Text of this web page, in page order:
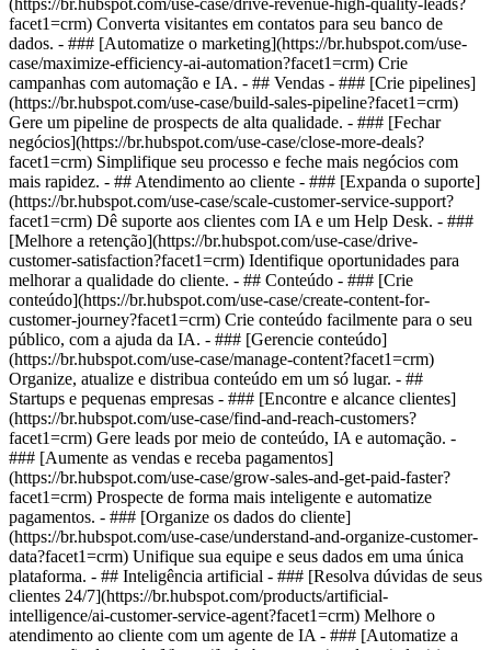
(https://br.hubspot.com/use-case/drive-revenue-high-quality-leads?
facet1=crm) Converta visitantes em contatos para seu banco de
dados. - ### [Automatize o marketing](https://br.hubspot.com/use-
case/maximize-efficiency-ai-automation?facet1=crm) Crie
campanhas com automação e IA. - ## Vendas - ### [Crie pipelines]
(https://br.hubspot.com/use-case/build-sales-pipeline?facet1=crm)
Gere um pipeline de prospects de alta qualidade. - ### [Fechar
negócios](https://br.hubspot.com/use-case/close-more-deals?
facet1=crm) Simplifique seu processo e feche mais negócios com
mais rapidez. - ## Atendimento ao cliente - ### [Expanda o suporte]
(https://br.hubspot.com/use-case/scale-customer-service-support?
facet1=crm) Dê suporte aos clientes com IA e um Help Desk. - ###
[Melhore a retenção](https://br.hubspot.com/use-case/drive-
customer-satisfaction?facet1=crm) Identifique oportunidades para
melhorar a qualidade do cliente. - ## Conteúdo - ### [Crie
conteúdo](https://br.hubspot.com/use-case/create-content-for-
customer-journey?facet1=crm) Crie conteúdo facilmente para o seu
público, com a ajuda da IA. - ### [Gerencie conteúdo]
(https://br.hubspot.com/use-case/manage-content?facet1=crm)
Organize, atualize e distribua conteúdo em um só lugar. - ##
Startups e pequenas empresas - ### [Encontre e alcance clientes]
(https://br.hubspot.com/use-case/find-and-reach-customers?
facet1=crm) Gere leads por meio de conteúdo, IA e automação. -
### [Aumente as vendas e receba pagamentos]
(https://br.hubspot.com/use-case/grow-sales-and-get-paid-faster?
facet1=crm) Prospecte de forma mais inteligente e automatize
pagamentos. - ### [Organize os dados do cliente]
(https://br.hubspot.com/use-case/understand-and-organize-customer-
data?facet1=crm) Unifique sua equipe e seus dados em uma única
plataforma. - ## Inteligência artificial - ### [Resolva dúvidas de seus
clientes 24/7](https://br.hubspot.com/products/artificial-
intelligence/ai-customer-service-agent?facet1=crm) Melhore o
atendimento ao cliente com um agente de IA - ### [Automatize a